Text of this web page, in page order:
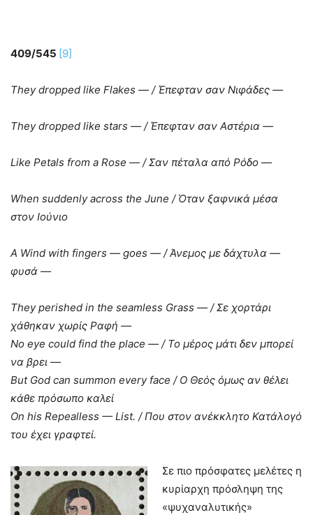
409/545 [9]
Theydropped like Flakes — / Έπεφταν σαν Νιφάδες —
Theydropped like stars — / Έπεφταν σαν Αστέρια —
Like Petals from a Rose — /Σαν πέταλα από Ρόδο —
When suddenly across the June /Όταν ξαφνικά μέσα
στον Ιούνιο
A Wind with fingers — goes — /Άνεμος με δάχτυλα —
φυσά —
They perished in the seamless Grass — /Σε χορτάρι
χάθηκαν χωρίς Ραφή —
No eye could find the place — / Το μέρος μάτι δεν μπορεί
να βρει —
But God can summon every face / Ο Θεός όμως αν θέλει
κάθε πρόσωπο καλεί
On his Repealless — List. /Που στον ανέκκλητο Κατάλογό
του έχει γραφτεί.
Σε πιο πρόσφατες μελέτες η
κυρίαρχη πρόσληψη της
«ψυχαναλυτικής»